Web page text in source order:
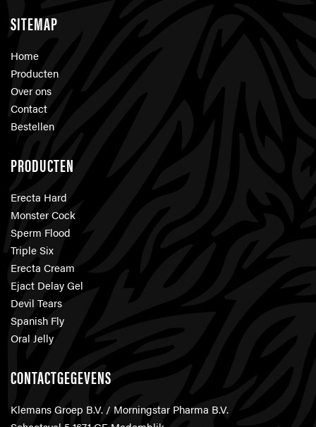
SITEMAP
Home
Producten
Over ons
Contact
Bestellen
PRODUCTEN
Erecta Hard
Monster Cock
Sperm Flood
Triple Six
Erecta Cream
Ejact Delay Gel
Devil Tears
Spanish Fly
Oral Jelly
CONTACTGEGEVENS
Klemans Groep B.V. / Morningstar Pharma B.V.